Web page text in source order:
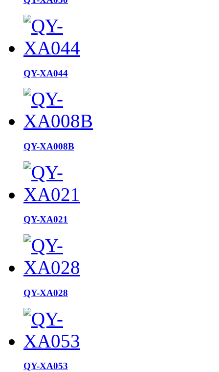
QY-XA044
QY-XA008B
QY-XA021
QY-XA028
QY-XA053